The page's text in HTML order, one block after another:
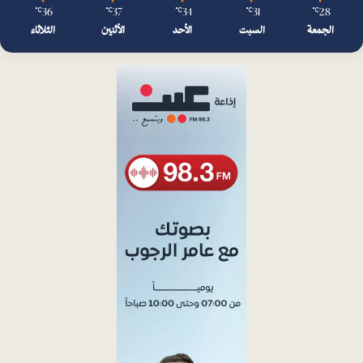
28
℃
الجمعة
31
℃
السبت
34
℃
الأحد
37
℃
الأثنين
36
℃
الثلاثاء